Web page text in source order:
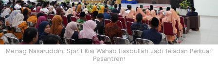
Menag Nasaruddin: Spirit Kiai Wahab Hasbullah Jadi Teladan Perkuat
Pesantren!